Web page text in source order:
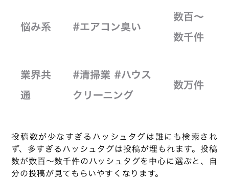
悩み系 #エアコン臭い
数百〜
数千件
業界共
通
#清掃業 #ハウス
クリーニング
数万件
投稿数が少なすぎるハッシュタグは誰にも検索され
ず、多すぎるハッシュタグは投稿が埋もれます。投稿
数が数百〜数千件のハッシュタグを中心に選ぶと、自
分の投稿が見てもらいやすくなります。